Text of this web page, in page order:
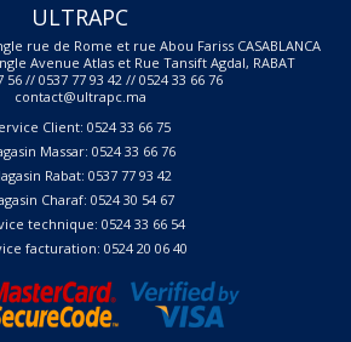
ULTRAPC
rue de Rome et rue Abou Fariss CASABLANCA
Avenue Atlas et Rue Tansift Agdal, RABAT
56 // 0537 77 93 42 // 0524 33 66 76
contact@ultrapc.ma
Client: 0524 33 66 75
Massar: 0524 33 66 76
Rabat: 0537 77 93 42
Charaf: 0524 30 54 67
technique: 0524 33 66 54
facturation: 0524 20 06 40